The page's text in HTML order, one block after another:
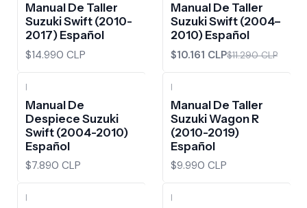
Manual De Taller
Suzuki Swift (2010-
2017) Español
$14.990 CLP
Manual De Taller
Suzuki Swift (2004–
2010) Español
$10.161 CLP$11.290 CLP
|
Manual De
Despiece Suzuki
Swift (2004-2010)
Español
$7.890 CLP
|
Manual De Taller
Suzuki Wagon R
(2010-2019)
Español
$9.990 CLP
| |